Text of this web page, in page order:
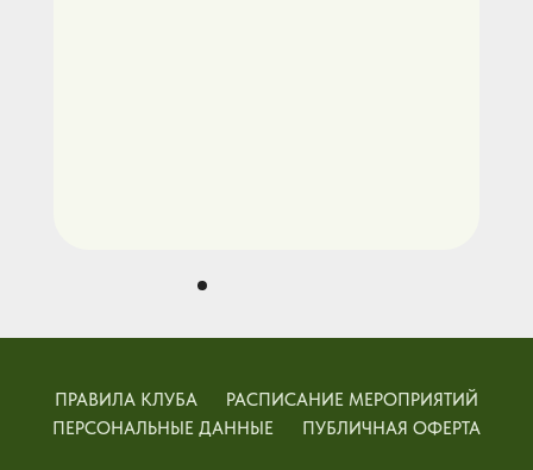
ПРАВИЛА КЛУБА
РАСПИСАНИЕ МЕРОПРИЯТИЙ
ПЕРСОНАЛЬНЫЕ ДАННЫЕ
ПУБЛИЧНАЯ ОФЕРТА